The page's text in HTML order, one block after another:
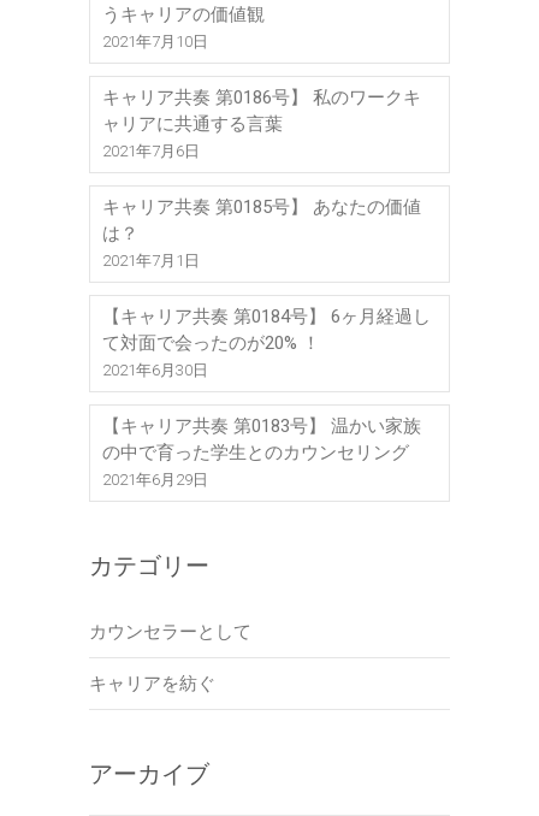
うキャリアの価値観
2021年7月10日
キャリア共奏 第0186号】 私のワークキ
ャリアに共通する言葉
2021年7月6日
キャリア共奏 第0185号】 あなたの価値
は？
2021年7月1日
【キャリア共奏 第0184号】 6ヶ月経過し
て対面で会ったのが20% ！
2021年6月30日
【キャリア共奏 第0183号】 温かい家族
の中で育った学生とのカウンセリング
2021年6月29日
カテゴリー
カウンセラーとして
キャリアを紡ぐ
アーカイブ